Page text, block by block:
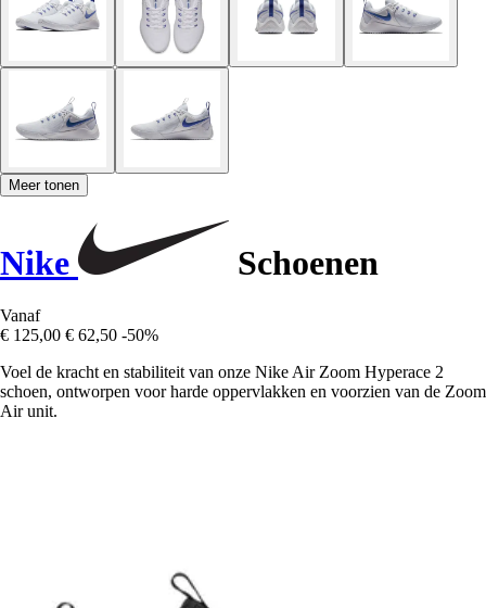
Meer tonen
Nike Schoenen
Vanaf
€ 125,00 € 62,50 -50%
Voel de kracht en stabiliteit van onze Nike Air Zoom Hyperace 2
schoen, ontworpen voor harde oppervlakken en voorzien van de Zoom
Air unit.